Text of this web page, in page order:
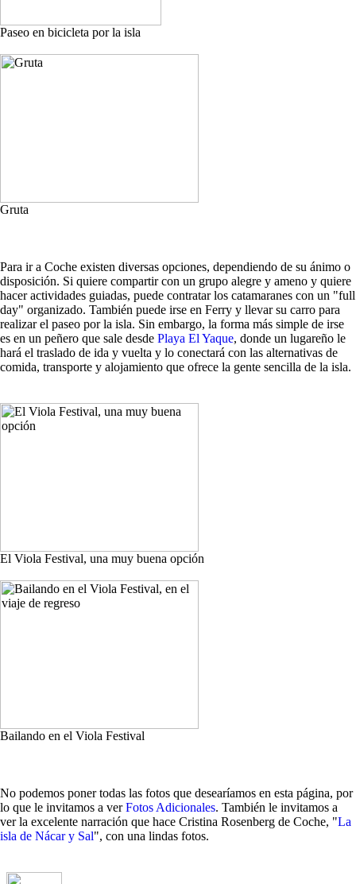
Paseo en bicicleta por la isla
Gruta
Para ir a Coche existen diversas opciones, dependiendo de su ánimo o
disposición. Si quiere compartir con un grupo alegre y ameno y quiere
hacer actividades guiadas, puede contratar los catamaranes con un "full
day" organizado. También puede irse en Ferry y llevar su carro para
realizar el paseo por la isla. Sin embargo, la forma más simple de irse
es en un peñero que sale desde Playa El Yaque, donde un lugareño le
hará el traslado de ida y vuelta y lo conectará con las alternativas de
comida, transporte y alojamiento que ofrece la gente sencilla de la isla.
El Viola Festival, una muy buena opción
Bailando en el Viola Festival
No podemos poner todas las fotos que desearíamos en esta página, por
lo que le invitamos a verFotos Adicionales. También le invitamos a
ver la excelente narración que hace Cristina Rosenberg de Coche, "La
isla de Nácar y Sal", con una lindas fotos.